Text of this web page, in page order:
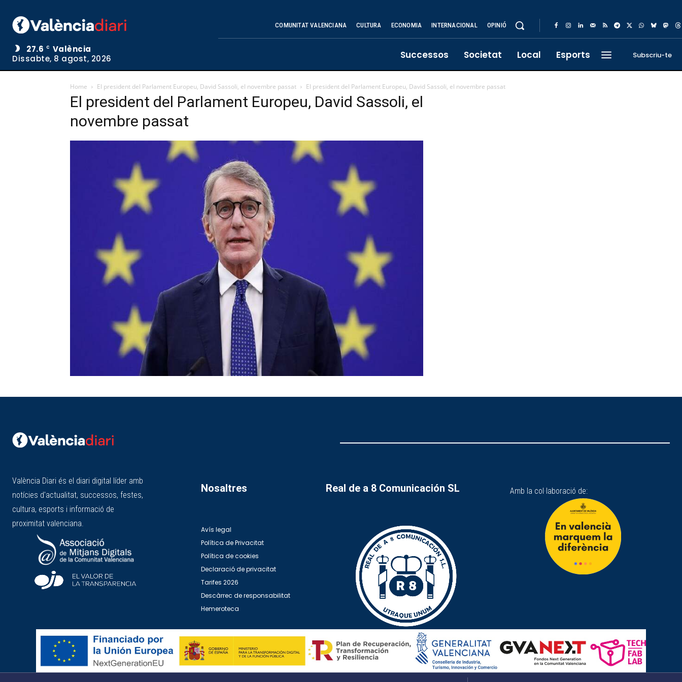
27.6 C
València
Dissabte, 8 agost, 2026
COMUNITAT VALENCIANA CULTURA ECONOMIA INTERNACIONAL OPINIÓ
Successos Societat Local Esports Subscriu-te
Home El president del Parlament Europeu, David Sassoli, el novembre passat El president del Parlament Europeu, David Sassoli, el novembre passat
El president del Parlament Europeu, David Sassoli, el
novembre passat
València Diari és el diari digital líder amb
notícies d'actualitat, successos, festes,
cultura, esports i informació de
proximitat valenciana.
Nosaltres
Avís legal
Política de Privacitat
Política de cookies
Declaració de privacitat
Tarifes 2026
Descàrrec de responsabilitat
Hemeroteca
Real de a 8 Comunicación SL Amb la col·laboració de: